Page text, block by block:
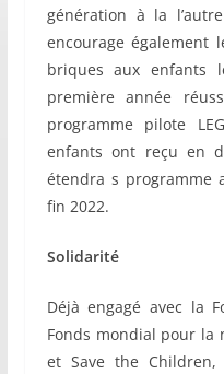
génération à la
encourage également
briques aux enfants
première année
programme pilote
enfants ont reçu en
étendra s programme
fin 2022.
Solidarité
Déjà engagé avec la
Fonds mondial pour la
et Save the